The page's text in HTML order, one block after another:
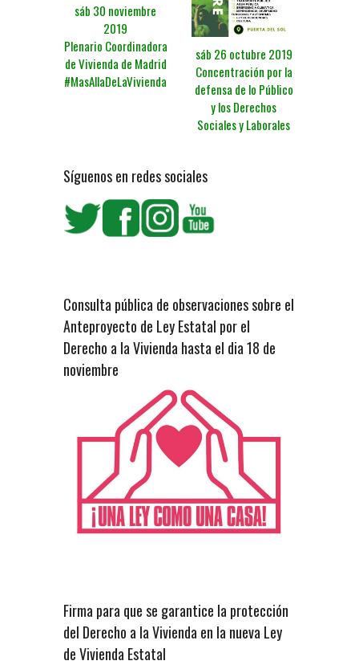
sáb 30 noviembre
2019
Plenario Coordinadora
de Vivienda de Madrid
#MasAllaDeLaVivienda
sáb 26 octubre 2019
Concentración por la
defensa de lo Público
y los Derechos
Sociales y Laborales
Síguenos en redes sociales
Consulta pública de observaciones sobre el
Anteproyecto de Ley Estatal por el
Derecho a la Vivienda hasta el dia 18 de
noviembre
Firma para que se garantice la protección
del Derecho a la Vivienda en la nueva Ley
de Vivienda Estatal